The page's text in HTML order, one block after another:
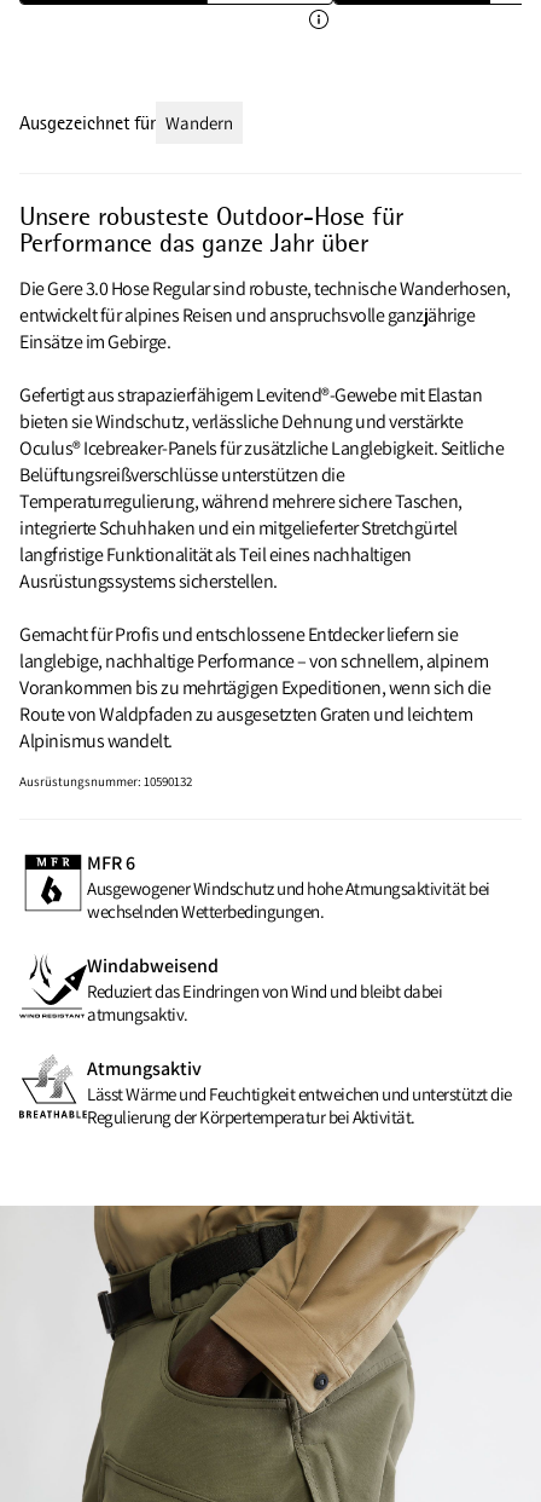
Unsere robusteste Outdoor-Hose für
Performance das ganze Jahr über
Die Gere 3.0 Hose Regular sind robuste, technische Wanderhosen,
entwickelt für alpines Reisen und anspruchsvolle ganzjährige
Einsätze im Gebirge.
Gefertigt aus strapazierfähigem Levitend®-Gewebe mit Elastan
bieten sie Windschutz, verlässliche Dehnung und verstärkte
Oculus® Icebreaker-Panels für zusätzliche Langlebigkeit. Seitliche
Belüftungsreißverschlüsse unterstützen die
Temperaturregulierung, während mehrere sichere Taschen,
integrierte Schuhhaken und ein mitgelieferter Stretchgürtel
langfristige Funktionalität als Teil eines nachhaltigen
Ausrüstungssystems sicherstellen.
Gemacht für Profis und entschlossene Entdecker liefern sie
langlebige, nachhaltige Performance – von schnellem, alpinem
Vorankommen bis zu mehrtägigen Expeditionen, wenn sich die
Route von Waldpfaden zu ausgesetzten Graten und leichtem
Alpinismus wandelt.
Ausrüstungsnummer:10590132
MFR 6
Ausgewogener Windschutz und hohe Atmungsaktivität bei
wechselnden Wetterbedingungen.
Windabweisend
Reduziert das Eindringen von Wind und bleibt dabei
atmungsaktiv.
Atmungsaktiv
Lässt Wärme und Feuchtigkeit entweichen und unterstützt die
Regulierung der Körpertemperatur bei Aktivität.
Ausgezeichnet für Wandern